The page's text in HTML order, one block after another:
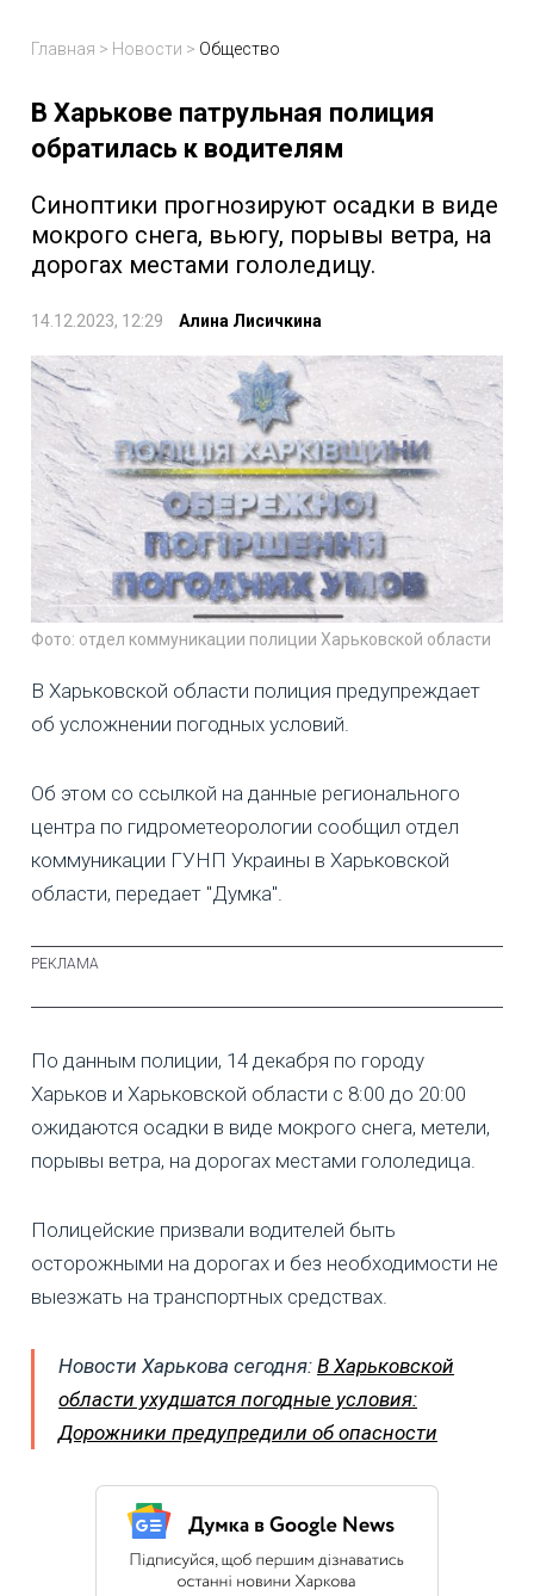
Главная > Новости > Общество
В Харькове патрульная полиция
обратилась к водителям
Синоптики прогнозируют осадки в виде
мокрого снега, вьюгу, порывы ветра, на
дорогах местами гололедицу.
14.12.2023, 12:29 Алина Лисичкина
Фото: отдел коммуникации полиции Харьковской области
В Харьковской области полиция предупреждает
об усложнении погодных условий.
Об этом со ссылкой на данные регионального
центра по гидрометеорологии сообщил отдел
коммуникации ГУНП Украины в Харьковской
области, передает "Думка".
По данным полиции, 14 декабря по городу
Харьков и Харьковской области с 8:00 до 20:00
ожидаются осадки в виде мокрого снега, метели,
порывы ветра, на дорогах местами гололедица.
Полицейские призвали водителей быть
осторожными на дорогах и без необходимости не
выезжать на транспортных средствах.
Новости Харькова сегодня: В Харьковской
области ухудшатся погодные условия:
Дорожники предупредили об опасности